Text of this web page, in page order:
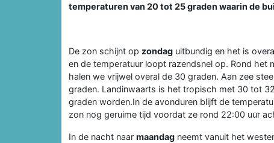
temperaturen van 20 tot 25 graden waarin de
De zon schijnt op zondag uitbundig en het is
en de temperatuur loopt razendsnel op. Rond
halen we vrijwel overal de 30 graden. Aan zee
graden. Landinwaarts is het tropisch met 30 tot
graden worden.In de avonduren blijft de
zon nog geruime tijd voordat ze rond 22:00 uur
In de nacht naar maandag neemt vanuit het